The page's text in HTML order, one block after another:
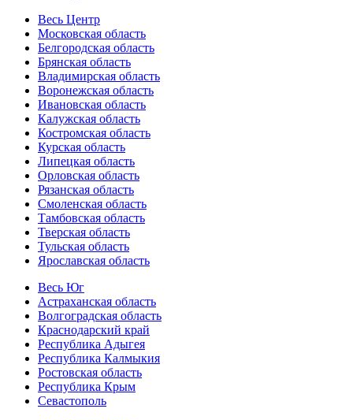
Весь Центр
Московская область
Белгородская область
Брянская область
Владимирская область
Воронежская область
Ивановская область
Калужская область
Костромская область
Курская область
Липецкая область
Орловская область
Рязанская область
Смоленская область
Тамбовская область
Тверская область
Тульская область
Ярославская область
Весь Юг
Астраханская область
Волгоградская область
Краснодарский край
Республика Адыгея
Республика Калмыкия
Ростовская область
Республика Крым
Севастополь